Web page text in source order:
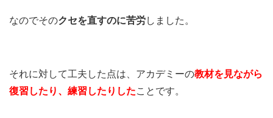
なのでそのクセを直すのに苦労しました。
それに対して工夫した点は、アカデミーの教材を見ながら
復習したり、練習したりしたことです。